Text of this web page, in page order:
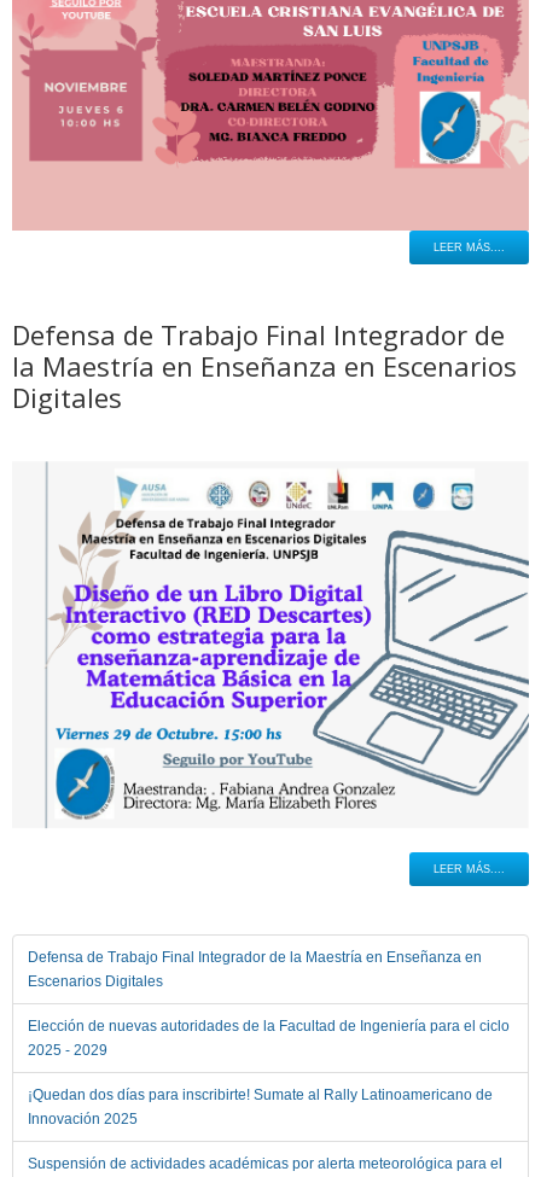
LEER MÁS....
Defensa de Trabajo Final Integrador de
la Maestría en Enseñanza en Escenarios
Digitales
LEER MÁS....
Defensa de Trabajo Final Integrador de la Maestría en Enseñanza en
Escenarios Digitales
Elección de nuevas autoridades de la Facultad de Ingeniería para el ciclo
2025 - 2029
¡Quedan dos días para inscribirte! Sumate al Rally Latinoamericano de
Innovación 2025
Suspensión de actividades académicas por alerta meteorológica para el